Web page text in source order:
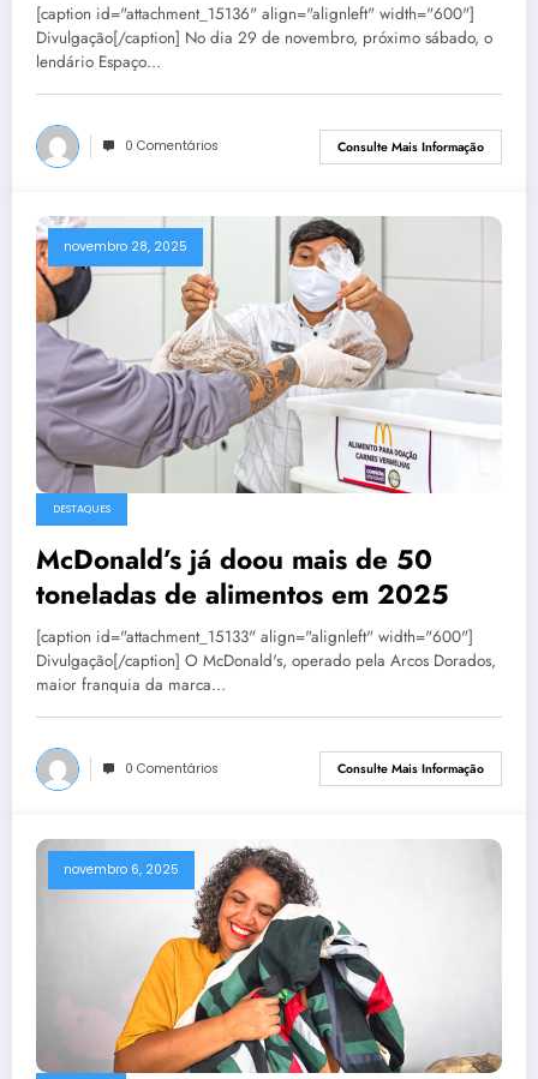
[caption id="attachment_15136" align="alignleft" width="600"]
Divulgação[/caption] No dia 29 de novembro, próximo sábado, o
lendário Espaço…
0 Comentários Consulte Mais Informação
novembro 28, 2025
DESTAQUES
McDonald’s já doou mais de 50
toneladas de alimentos em 2025
[caption id="attachment_15133" align="alignleft" width="600"]
Divulgação[/caption] O McDonald's, operado pela Arcos Dorados,
maior franquia da marca…
0 Comentários Consulte Mais Informação
novembro 6, 2025